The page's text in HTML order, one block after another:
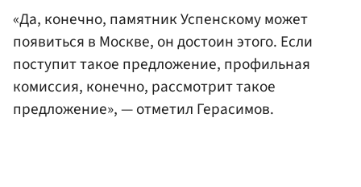
«Да, конечно, памятник Успенскому может
появиться в Москве, он достоин этого. Если
поступит такое предложение, профильная
комиссия, конечно, рассмотрит такое
предложение», — отметил Герасимов.